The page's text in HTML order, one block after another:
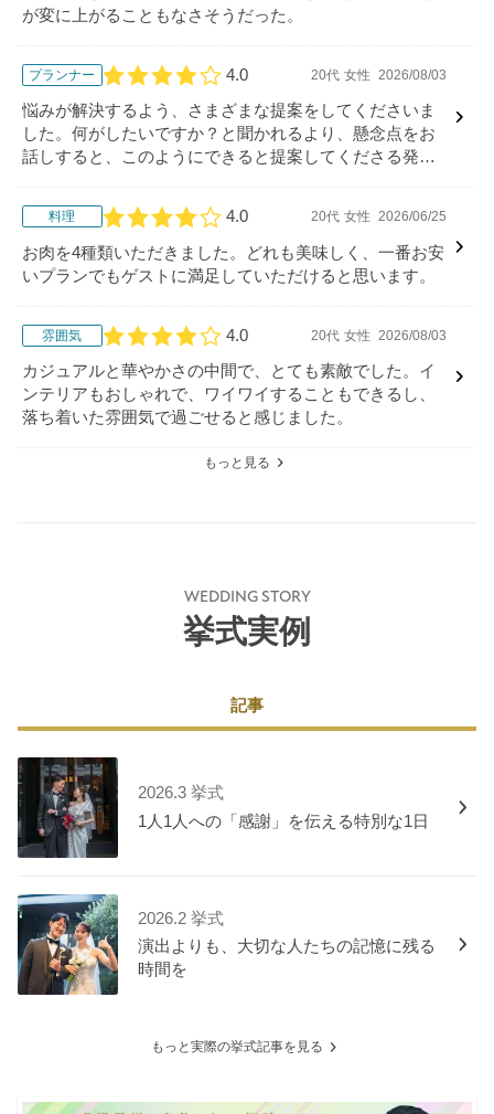
が変に上がることもなさそうだった。
プランナー
口コミ評価
4.0 20代 女性 2026/08/03
悩みが解決するよう、さまざまな提案をしてくださいま
した。何がしたいですか？と聞かれるより、懸念点をお
話しすると、このようにできると提案してくださる発想
料理
口コミ評価
4.0 20代 女性 2026/06/25
お肉を4種類いただきました。どれも美味しく、一番お安
いプランでもゲストに満足していただけると思います。
雰囲気
口コミ評価
4.0 20代 女性 2026/08/03
カジュアルと華やかさの中間で、とても素敵でした。イ
ンテリアもおしゃれで、ワイワイすることもできるし、
落ち着いた雰囲気で過ごせると感じました。
もっと見る
WEDDING STORY
挙式実例
記事
2026.3 挙式
1人1人への「感謝」を伝える特別な1日
2026.2 挙式
演出よりも、大切な人たちの記憶に残る
時間を
もっと実際の挙式記事を見る